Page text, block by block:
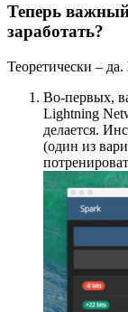
Теперь
заработать?
Теоретически –
Во-первых,
Lightning
делается.
(один из